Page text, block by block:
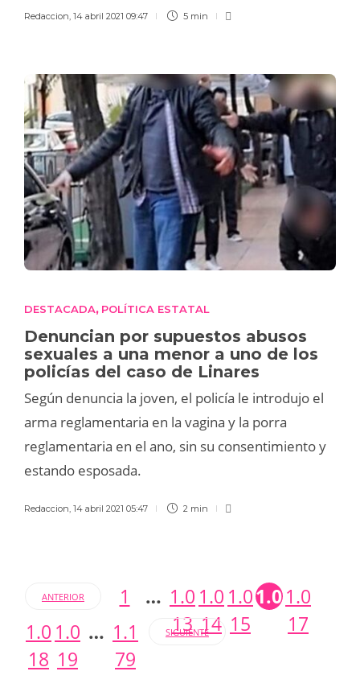
Redaccion, 14 abril 2021 09:47 5 min
DESTACADA, POLÍTICA ESTATAL
Denuncian por supuestos abusos
sexuales a una menor a uno de los
policías del caso de Linares
Según denuncia la joven, el policía le introdujo el
arma reglamentaria en la vagina y la porra
reglamentaria en el ano, sin su consentimiento y
estando esposada.
Redaccion, 14 abril 2021 05:47 2 min
ANTERIOR 1 … 1.0
13
1.0
14
1.0
15
1.016
1.0
17
1.0
18
1.0
19
… 1.1
79
SIGUIENTE